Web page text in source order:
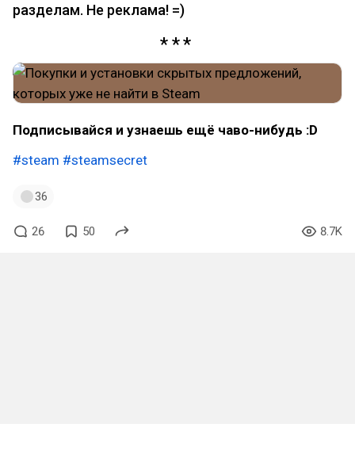
разделам. Не реклама! =)
Подписывайся и узнаешь ещё чаво-нибудь :D
#steam #steamsecret
36
26 50 8.7K